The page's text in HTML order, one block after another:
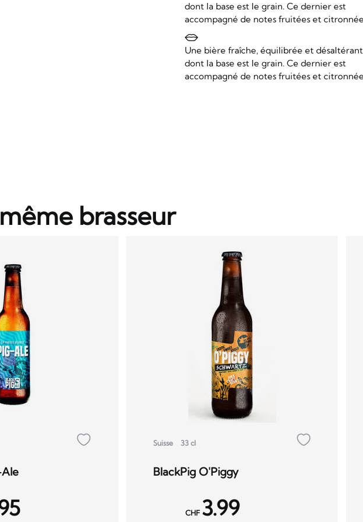
dont la base est le grain. Ce dernier est
accompagné de notes fruitées et
Une bière fraîche, équilibrée et
dont la base est le grain. Ce dernier est
accompagné de notes fruitées et
brasseur
Suisse 33 cl
BlackPig O'Piggy
CHF 3.99